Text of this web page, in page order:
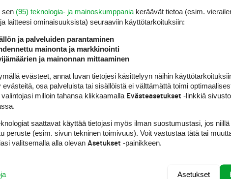
TYTÖT/NAISET MAAILMALLA (STICKY)
sen (95) teknologia- ja mainoskumppania keräävät tietoa (esim.
laitteesi ominaisuuk­sista) seuraaviin käyttötarkoituksiin:
ja palveluiden parantaminen
mainonta ja markkinointi
ja mainonnan mittaaminen
evästeet, annat luvan tietojesi käsittelyyn näihin
evästeitä, osa palveluista tai sisällöistä ei välttämättä toimi
valintojasi milloin tahansa klikkaamalla Evästeasetukset -linkkiä
saattavat käyttää tietojasi myös ilman suostumustasi, jos
peruste (esim. sivun tekninen toimivuus). Voit vastustaa tätä tai
valitsemalla alla olevan Asetukset -painikkeen.
Asetukset